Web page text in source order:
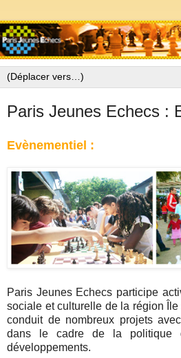
Paris Jeunes Echecs :
Evènementiel :
Paris Jeunes Echecs participe
sociale et culturelle de la région
conduit de nombreux projets
dans le cadre de la
développements.